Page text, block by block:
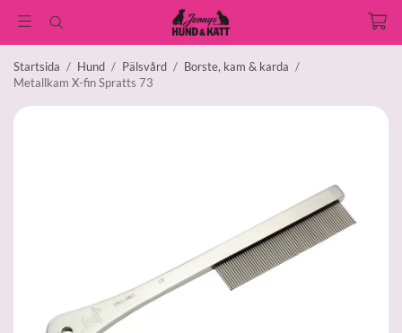
Startsida / Hund / Pälsvård / Borste, kam & karda /
Metallkam X-fin Spratts 73